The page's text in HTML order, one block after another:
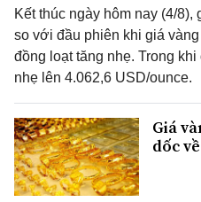
Kết thúc ngày hôm nay (4/
so với đầu phiên khi giá
đồng loạt tăng nhẹ. Trong
nhẹ lên 4.062,6 USD/ounce.
Giá
dốc